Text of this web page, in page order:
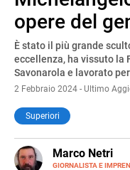
opere del
È stato il più grande
eccellenza, ha vissuto la
Savonarola e lavorato
2 Febbraio 2024 - Ultimo
Superiori
Marco Netri
GIORNALISTA E
E-
MAIL